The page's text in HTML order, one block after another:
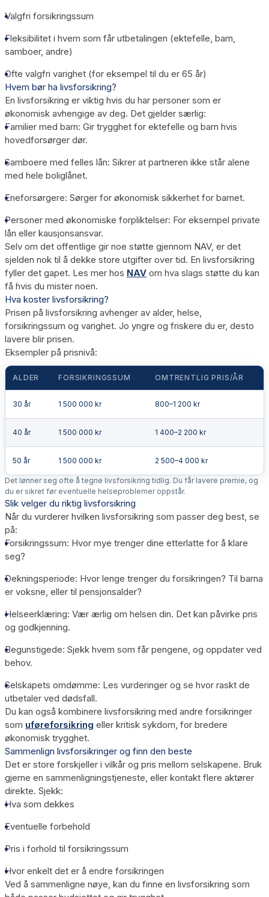
Valgfri forsikringssum
Fleksibilitet i hvem som får utbetalingen (ektefelle, barn,
samboer, andre)
Ofte valgfri varighet (for eksempel til du er 65 år)
Hvem bør ha livsforsikring?
En livsforsikring er viktig hvis du har personer som er
økonomisk avhengige av deg. Det gjelder særlig:
Familier med barn: Gir trygghet for ektefelle og barn hvis
hovedforsørger dør.
Samboere med felles lån: Sikrer at partneren ikke står alene
med hele boliglånet.
Eneforsørgere: Sørger for økonomisk sikkerhet for barnet.
Personer med økonomiske forpliktelser: For eksempel private
lån eller kausjonsansvar.
Selv om det offentlige gir noe støtte gjennom NAV, er det
sjelden nok til å dekke store utgifter over tid. En livsforsikring
fyller det gapet. Les mer hos NAV om hva slags støtte du kan
få hvis du mister noen.
Hva koster livsforsikring?
Prisen på livsforsikring avhenger av alder, helse,
forsikringssum og varighet. Jo yngre og friskere du er, desto
lavere blir prisen.
Eksempler på prisnivå:
ALDER FORSIKRINGSSUM OMTRENTLIG PRIS/ÅR
30 år 1 500 000 kr 800–1 200 kr
40 år 1 500 000 kr 1 400–2 200 kr
50 år 1 500 000 kr 2 500–4 000 kr
Det lønner seg ofte å tegne livsforsikring tidlig. Du får lavere premie, og
du er sikret før eventuelle helseproblemer oppstår.
Slik velger du riktig livsforsikring
Når du vurderer hvilken livsforsikring som passer deg best, se
på:
Forsikringssum: Hvor mye trenger dine etterlatte for å klare
seg?
Dekningsperiode: Hvor lenge trenger du forsikringen? Til barna
er voksne, eller til pensjonsalder?
Helseerklæring: Vær ærlig om helsen din. Det kan påvirke pris
og godkjenning.
Begunstigede: Sjekk hvem som får pengene, og oppdater ved
behov.
Selskapets omdømme: Les vurderinger og se hvor raskt de
utbetaler ved dødsfall.
Du kan også kombinere livsforsikring med andre forsikringer
som uføreforsikring eller kritisk sykdom, for bredere
økonomisk trygghet.
Sammenlign livsforsikringer og finn den beste
Det er store forskjeller i vilkår og pris mellom selskapene. Bruk
gjerne en sammenligningstjeneste, eller kontakt flere aktører
direkte. Sjekk:
Hva som dekkes
Eventuelle forbehold
Pris i forhold til forsikringssum
Hvor enkelt det er å endre forsikringen
Ved å sammenligne nøye, kan du finne en livsforsikring som